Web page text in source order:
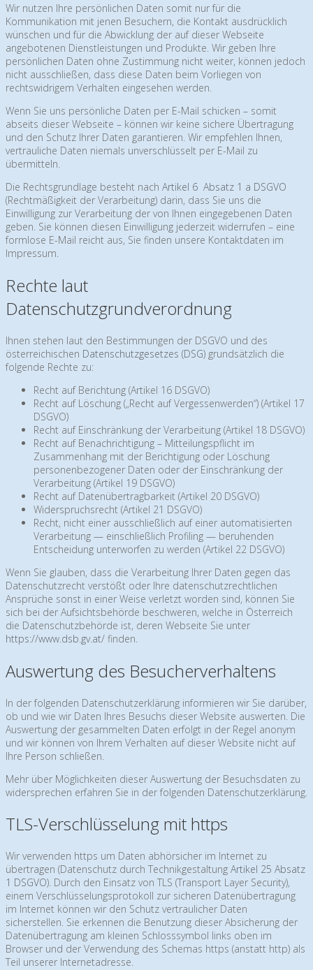
Wir nutzen Ihre persönlichen Daten somit nur für die
Kommunikation mit jenen Besuchern, die Kontakt ausdrücklich
wünschen und für die Abwicklung der auf dieser Webseite
angebotenen Dienstleistungen und Produkte. Wir geben Ihre
persönlichen Daten ohne Zustimmung nicht weiter, können jedoch
nicht ausschließen, dass diese Daten beim Vorliegen von
rechtswidrigem Verhalten eingesehen werden.
Wenn Sie uns persönliche Daten per E-Mail schicken – somit
abseits dieser Webseite – können wir keine sichere Übertragung
und den Schutz Ihrer Daten garantieren. Wir empfehlen Ihnen,
vertrauliche Daten niemals unverschlüsselt per E-Mail zu
übermitteln.
Die Rechtsgrundlage besteht nach Artikel 6 Absatz 1 a DSGVO
(Rechtmäßigkeit der Verarbeitung) darin, dass Sie uns die
Einwilligung zur Verarbeitung der von Ihnen eingegebenen Daten
geben. Sie können diesen Einwilligung jederzeit widerrufen – eine
formlose E-Mail reicht aus, Sie finden unsere Kontaktdaten im
Impressum.
Rechte laut
Datenschutzgrundverordnung
Ihnen stehen laut den Bestimmungen der DSGVO und des
österreichischen Datenschutzgesetzes (DSG) grundsätzlich die
folgende Rechte zu:
Recht auf Berichtung (Artikel 16 DSGVO)
Recht auf Löschung („Recht auf Vergessenwerden“) (Artikel 17
DSGVO)
Recht auf Einschränkung der Verarbeitung (Artikel 18 DSGVO)
Recht auf Benachrichtigung – Mitteilungspflicht im
Zusammenhang mit der Berichtigung oder Löschung
personenbezogener Daten oder der Einschränkung der
Verarbeitung (Artikel 19 DSGVO)
Recht auf Datenübertragbarkeit (Artikel 20 DSGVO)
Widerspruchsrecht (Artikel 21 DSGVO)
Recht, nicht einer ausschließlich auf einer automatisierten
Verarbeitung — einschließlich Profiling — beruhenden
Entscheidung unterworfen zu werden (Artikel 22 DSGVO)
Wenn Sie glauben, dass die Verarbeitung Ihrer Daten gegen das
Datenschutzrecht verstößt oder Ihre datenschutzrechtlichen
Ansprüche sonst in einer Weise verletzt worden sind, können Sie
sich bei der Aufsichtsbehörde beschweren, welche in Österreich
die Datenschutzbehörde ist, deren Webseite Sie unter
https://www.dsb.gv.at/ finden.
Auswertung des Besucherverhaltens
In der folgenden Datenschutzerklärung informieren wir Sie darüber,
ob und wie wir Daten Ihres Besuchs dieser Website auswerten. Die
Auswertung der gesammelten Daten erfolgt in der Regel anonym
und wir können von Ihrem Verhalten auf dieser Website nicht auf
Ihre Person schließen.
Mehr über Möglichkeiten dieser Auswertung der Besuchsdaten zu
widersprechen erfahren Sie in der folgenden Datenschutzerklärung.
TLS-Verschlüsselung mit https
Wir verwenden https um Daten abhörsicher im Internet zu
übertragen (Datenschutz durch Technikgestaltung Artikel 25 Absatz
1 DSGVO). Durch den Einsatz von TLS (Transport Layer Security),
einem Verschlüsselungsprotokoll zur sicheren Datenübertragung
im Internet können wir den Schutz vertraulicher Daten
sicherstellen. Sie erkennen die Benutzung dieser Absicherung der
Datenübertragung am kleinen Schlosssymbol links oben im
Browser und der Verwendung des Schemas https (anstatt http) als
Teil unserer Internetadresse.